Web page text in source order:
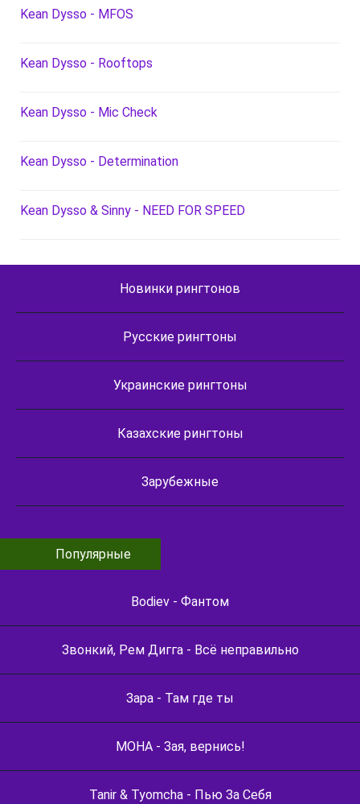
Kean Dysso - MFOS
Kean Dysso - Rooftops
Kean Dysso - Mic Check
Kean Dysso - Determination
Kean Dysso & Sinny - NEED FOR SPEED
Новинки рингтонов
Русские рингтоны
Украинские рингтоны
Казахские рингтоны
Зарубежные
Популярные
Bodiev - Фантом
Звонкий, Рем Дигга - Всё неправильно
Зара - Там где ты
МОНА - Зая, вернись!
Tanir & Tyomcha - Пью За Себя